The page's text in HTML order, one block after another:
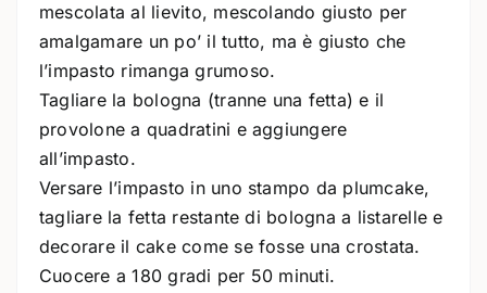
mescolata al lievito, mescolando giusto per
amalgamare un po’ il tutto, ma è giusto che
l’impasto rimanga grumoso.
Tagliare la bologna (tranne una fetta) e il
provolone a quadratini e aggiungere
all’impasto.
Versare l’impasto in uno stampo da plumcake,
tagliare la fetta restante di bologna a listarelle e
decorare il cake come se fosse una crostata.
Cuocere a 180 gradi per 50 minuti.